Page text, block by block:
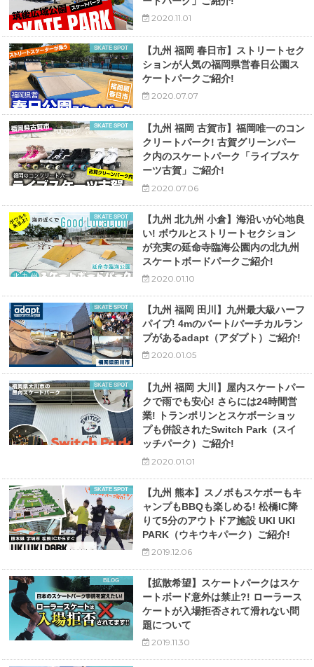
2020.11.01
SKATE SPOT
【九州 福岡 春日市】ストリートセク
ションが人気の福岡県営春日公園ス
ケートパークご紹介!
2020.07.07
SKATE SPOT
【九州 福岡 古賀市】福岡唯一のコン
クリートパーク! 古賀グリーンパー
ク内のスケートパーク「ライブスケ
ーツ古賀」ご紹介!
2020.07.06
SKATE SPOT
【九州 北九州 小倉】海沿いが心地良
い! ボウルとストリートセクション
が充実の延命寺臨海公園内の北九州
スケートボードパークご紹介!
2020.01.10
SKATE SPOT
【九州 福岡 田川】九州最大級ハーフ
パイプ! 4mのバート/バーチカルラン
プがあるadapt（アダプト）ご紹介!
2020.01.05
SKATE SPOT
【九州 福岡 大川】屋内スケートパー
クで雨でも安心! さらには24時間営
業! トランポリンとスケボーショッ
プも併設されたSwitch Park（スイ
ッチパーク）ご紹介!
2020.01.01
SKATE SPOT
【九州 熊本】スノボもスケボーもキ
ャンプもBBQも楽しめる! 松橋IC降
りて5分のアウトドア施設 UKI UKI
PARK（ウキウキパーク）ご紹介!
2019.12.06
BLOG
【拡散希望】スケートパークはスケ
ートボード意外は禁止?! ローラース
ケートが入場拒否されて滑れない問
題について
2019.11.30